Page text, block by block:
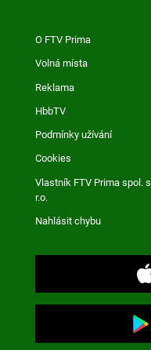
O FTV Prima
Volná místa
Reklama
HbbTV
Podmínky užívání
Cookies
Vlastník FTV Prima spol. s
r.o.
Nahlásit chybu